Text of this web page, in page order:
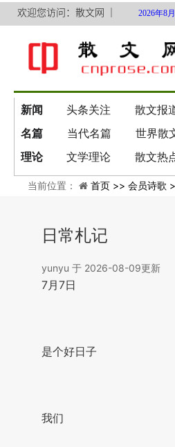
欢迎您访问：散文网 ｜
新闻 头条关注 散文报
名篇
当代名篇 世界散
理论
文学理论 散文热
2026年8
当前位置： 首页 >> 会员诗歌
日常札记
yunyu 于 2026-08-09更新
7月7日
是个好日子
我们